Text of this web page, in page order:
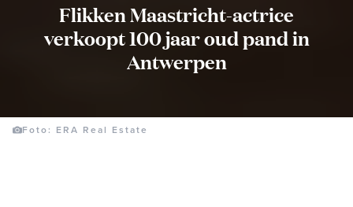
Flikken Maastricht-actrice
verkoopt 100 jaar oud pand in
Antwerpen
Foto: ERA Real Estate